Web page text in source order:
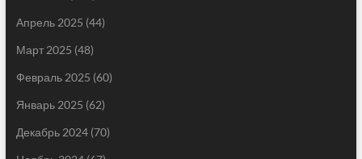
Апрель 2025 (44)
Март 2025 (48)
Февраль 2025 (60)
Январь 2025 (62)
Декабрь 2024(70)